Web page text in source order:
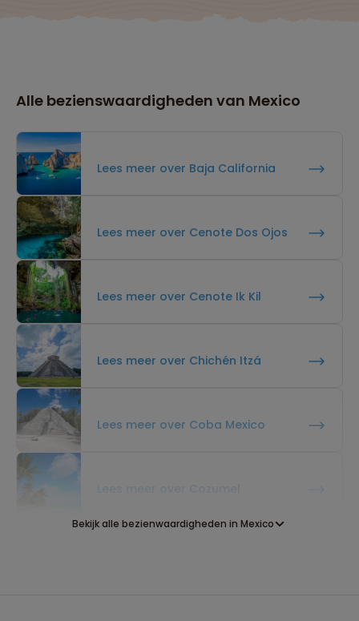
Alle bezienswaardigheden van Mexico
Lees meer over Baja California
Lees meer over Cenote Dos Ojos
Lees meer over Cenote Ik Kil
Lees meer over Chichén Itzá
Lees meer over Coba Mexico
Bekijk alle bezienwaardigheden in Mexico